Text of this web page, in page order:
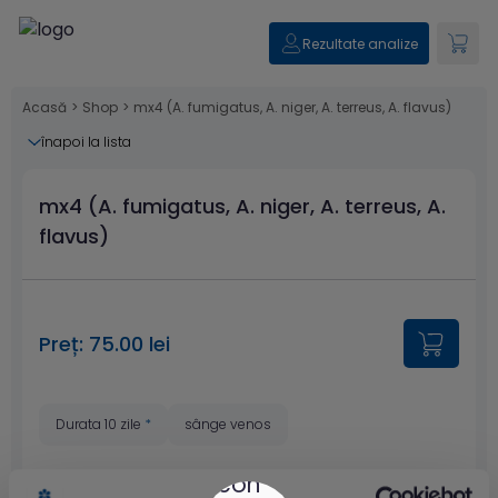
Rezultate analize
Acasă > Shop > mx4 (A. fumigatus, A. niger, A. terreus, A. flavus)
înapoi la lista
mx4 (A. fumigatus, A. niger, A. terreus, A.
flavus)
Preț: 75.00 lei
Durata 10 zile * sânge venos
* Estimare valabilă doar pentru